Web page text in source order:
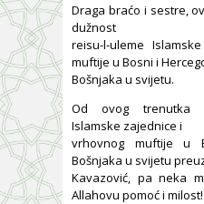
Draga braćo i sestre,
dužnost
reisu-l-uleme
muftije u Bosni i
Bošnjaka u svijetu.
Od ovog trenutka
Islamske zajednice i
vrhovnog muftije u
Bošnjaka u svijetu
Kavazović, pa neka
Allahovu pomoć i